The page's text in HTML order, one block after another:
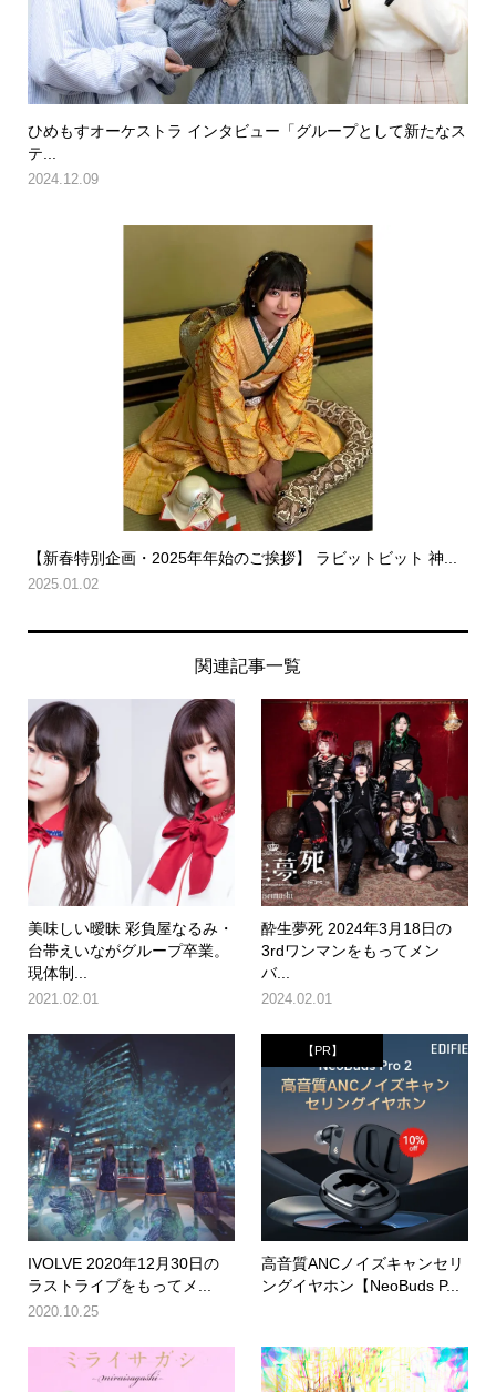
ひめもすオーケストラ インタビュー「グループとして新たなス
テ...
2024.12.09
【新春特別企画・2025年年始のご挨拶】 ラビットビット 神...
2025.01.02
関連記事一覧
美味しい曖昧 彩負屋なるみ・
台帯えいながグループ卒業。
現体制...
2021.02.01
酔生夢死 2024年3月18日の
3rdワンマンをもってメン
バ...
2024.02.01
IVOLVE 2020年12月30日の
ラストライブをもってメ...
2020.10.25
【PR】
高音質ANCノイズキャンセリ
ングイヤホン【NeoBuds P...